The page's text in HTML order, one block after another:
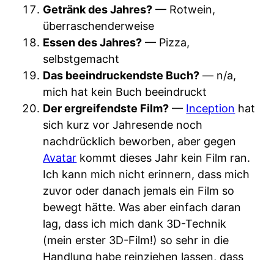
Getränk des Jahres? — Rotwein,
überraschenderweise
Essen des Jahres? — Pizza,
selbstgemacht
Das beeindruckendste Buch? — n/a,
mich hat kein Buch beeindruckt
Der ergreifendste Film? — Inception hat
sich kurz vor Jahresende noch
nachdrücklich beworben, aber gegen
Avatar kommt dieses Jahr kein Film ran.
Ich kann mich nicht erinnern, dass mich
zuvor oder danach jemals ein Film so
bewegt hätte. Was aber einfach daran
lag, dass ich mich dank 3D-Technik
(mein erster 3D-Film!) so sehr in die
Handlung habe reinziehen lassen, dass